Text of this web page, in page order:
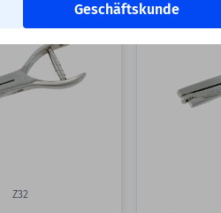
Geschäftskunde
Z32